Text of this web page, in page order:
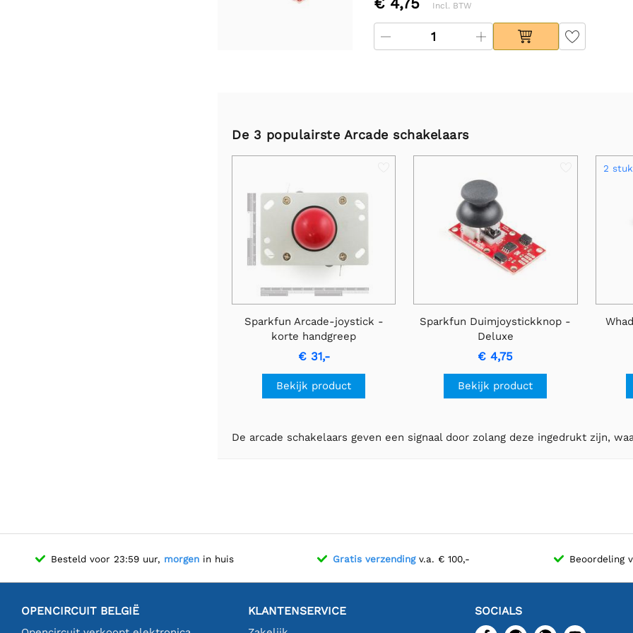
Incl. BTW
De 3 populairste Arcade schakelaars
Sparkfun Arcade-joystick -
korte handgreep
€ 31,-
Bekijk product
Sparkfun Duimjoystickknop -
Deluxe
€ 4,75
Bekijk product
2
De arcade schakelaars geven een signaal door zolang deze ingedrukt zijn,
Besteld voor 23:59 uur, morgen in huis Gratis verzendingv.a. € 100,- Beoordeling
OPENCIRCUIT BELGIË KLANTENSERVICE SOCIALS